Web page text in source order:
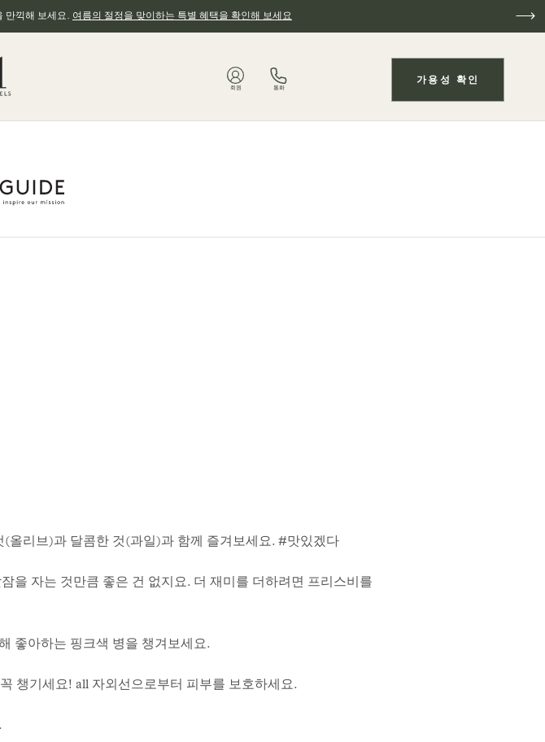
만끽해 보세요. 여름의 절정을 맞이하는 특별 혜택을 확인해 보세요
회원 통화
가용성 확인
올리브)과 달콤한 것(과일)과 함께 즐겨보세요. #맛있겠다
을 자는 것만큼 좋은 건 없지요. 더 재미를 더하려면 프리스비를
좋아하는 핑크색 병을 챙겨보세요.
챙기세요! all 자외선으로부터 피부를 보호하세요.